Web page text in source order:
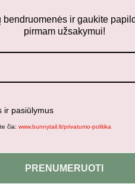
naršymui šiame
bendruomenės ir gaukite
pirmam užsakymui!
ir pasiūlymus
čia: www.bunnytail.lt/privatumo-politika
PRENUMERUOTI